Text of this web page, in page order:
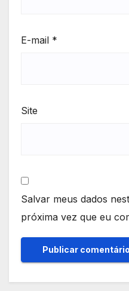
E-mail *
Site
Salvar meus dados
próxima vez que eu